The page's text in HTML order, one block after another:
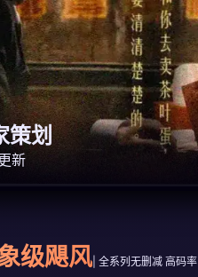
策划
新
级飓风| 全系列无删减 高码率